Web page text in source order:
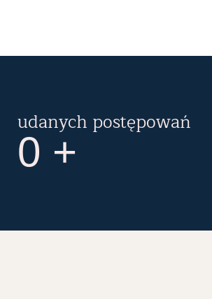
udanych postępowań
0 +